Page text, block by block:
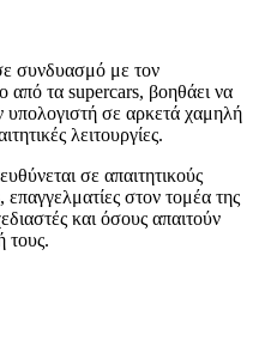
συνδυασμό με τον
από τα supercars, βοηθάει να
υπολογιστή σε αρκετά χαμηλή
λειτουργίες.
σε απαιτητικούς
στον τομέα της
και όσους απαιτούν
τους.